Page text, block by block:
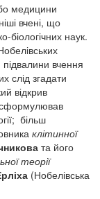
медицини
вчені, що
біологічних наук.
вчення
слід згадати
відкрив
сформулював
більш
клітинної
та його
теорії
(Нобелівська